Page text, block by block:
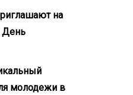
на
День
молодежи в